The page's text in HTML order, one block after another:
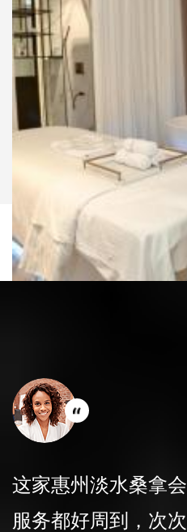
这家惠州淡水桑拿
服务都好周到，次